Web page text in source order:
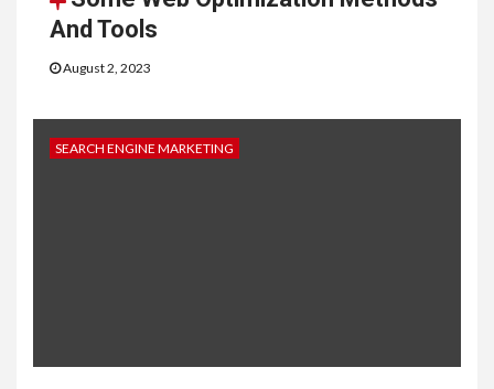
And Tools
August 2, 2023
SEARCH ENGINE MARKETING